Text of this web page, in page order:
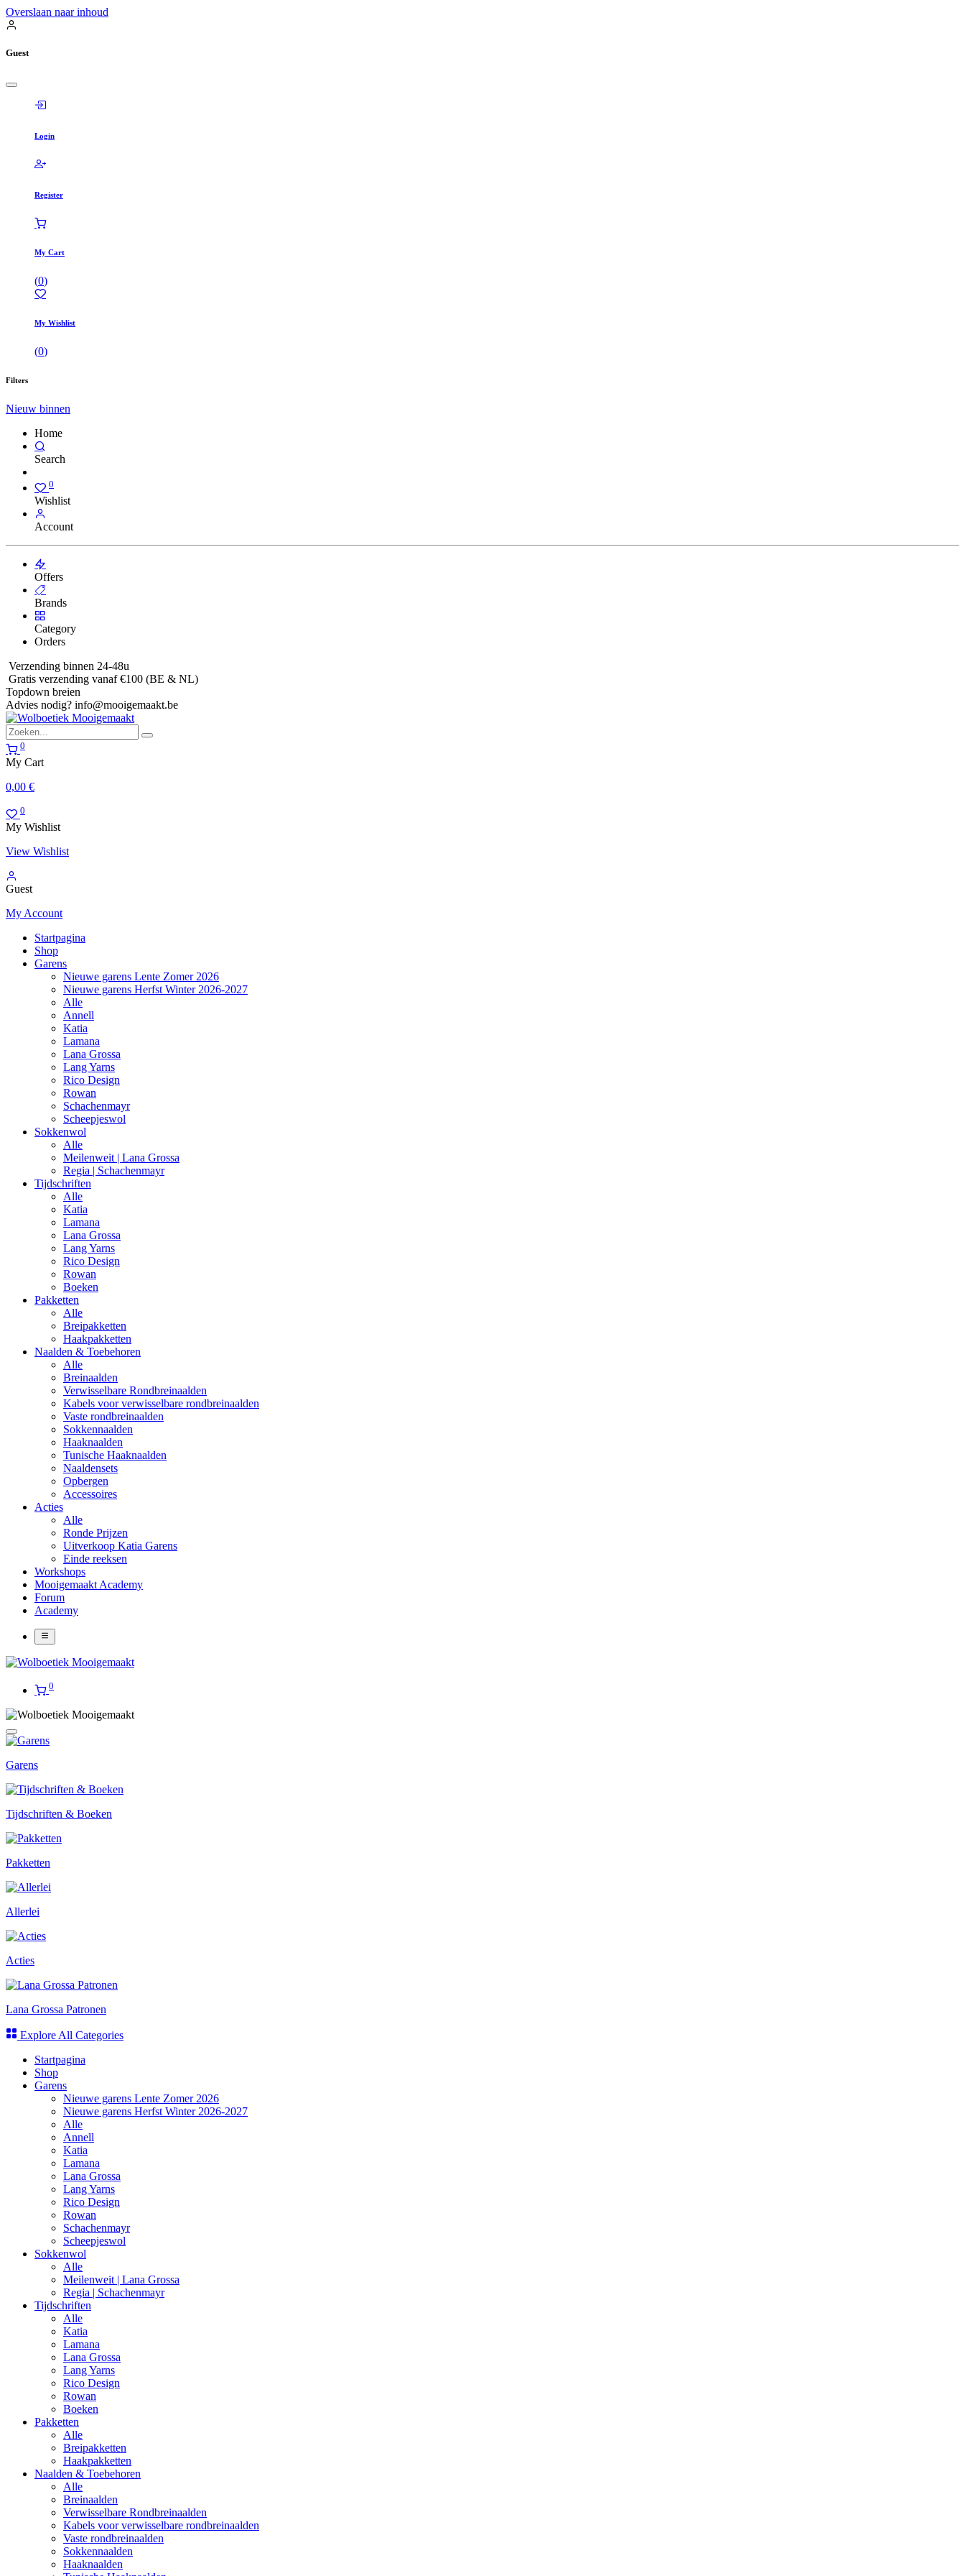
Overslaan naar inhoud
Guest
Login
Register
My Cart
(0)
My Wishlist
(0)
Filters
Nieuw binnen
Home
Search
0
Wishlist
Account
Offers
Brands
Category
Orders
Verzending binnen 24-48u
Gratis verzending vanaf €100 (BE & NL)
Topdown breien
Advies nodig? info@mooigemaakt.be
0
My Cart
0,00 €
0
My Wishlist
View Wishlist
Guest
My Account
Startpagina
Shop
Garens
Nieuwe garens Lente Zomer 2026
Nieuwe garens Herfst Winter 2026-2027
Alle
Annell
Katia
Lamana
Lana Grossa
Lang Yarns
Rico Design
Rowan
Schachenmayr
Scheepjeswol
Sokkenwol
Alle
Meilenweit | Lana Grossa
Regia | Schachenmayr
Tijdschriften
Alle
Katia
Lamana
Lana Grossa
Lang Yarns
Rico Design
Rowan
Boeken
Pakketten
Alle
Breipakketten
Haakpakketten
Naalden & Toebehoren
Alle
Breinaalden
Verwisselbare Rondbreinaalden
Kabels voor verwisselbare rondbreinaalden
Vaste rondbreinaalden
Sokkennaalden
Haaknaalden
Tunische Haaknaalden
Naaldensets
Opbergen
Accessoires
Acties
Alle
Ronde Prijzen
Uitverkoop Katia Garens
Einde reeksen
Workshops
Mooigemaakt Academy
Forum
Academy
0
Garens
Tijdschriften & Boeken
Pakketten
Allerlei
Acties
Lana Grossa Patronen
Explore All Categories
Startpagina
Shop
Garens
Nieuwe garens Lente Zomer 2026
Nieuwe garens Herfst Winter 2026-2027
Alle
Annell
Katia
Lamana
Lana Grossa
Lang Yarns
Rico Design
Rowan
Schachenmayr
Scheepjeswol
Sokkenwol
Alle
Meilenweit | Lana Grossa
Regia | Schachenmayr
Tijdschriften
Alle
Katia
Lamana
Lana Grossa
Lang Yarns
Rico Design
Rowan
Boeken
Pakketten
Alle
Breipakketten
Haakpakketten
Naalden & Toebehoren
Alle
Breinaalden
Verwisselbare Rondbreinaalden
Kabels voor verwisselbare rondbreinaalden
Vaste rondbreinaalden
Sokkennaalden
Haaknaalden